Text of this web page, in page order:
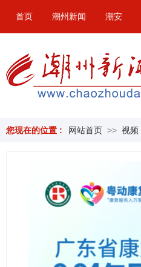
首页 潮州新闻 潮安
您现在的位置 : 网站首页 >> 视频